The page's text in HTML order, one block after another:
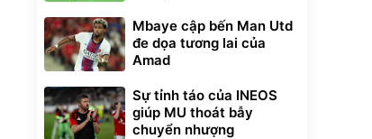
Mbaye cập bến Man Utd
đe dọa tương lai của
Amad
Sự tỉnh táo của INEOS
giúp MU thoát bẫy
chuyển nhượng